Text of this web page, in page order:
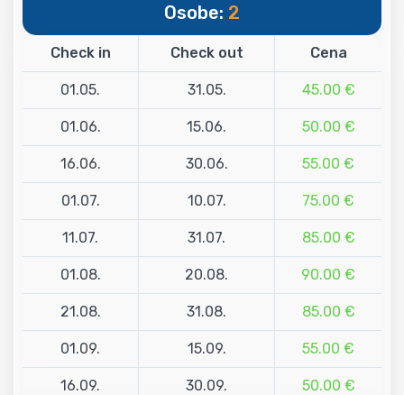
Osobe: 2
Check in Check out Cena
01.05. 31.05. 45.00 €
01.06. 15.06. 50.00 €
16.06. 30.06. 55.00 €
01.07. 10.07. 75.00 €
11.07. 31.07. 85.00 €
01.08. 20.08. 90.00 €
21.08. 31.08. 85.00 €
01.09. 15.09. 55.00 €
16.09. 30.09. 50.00 €